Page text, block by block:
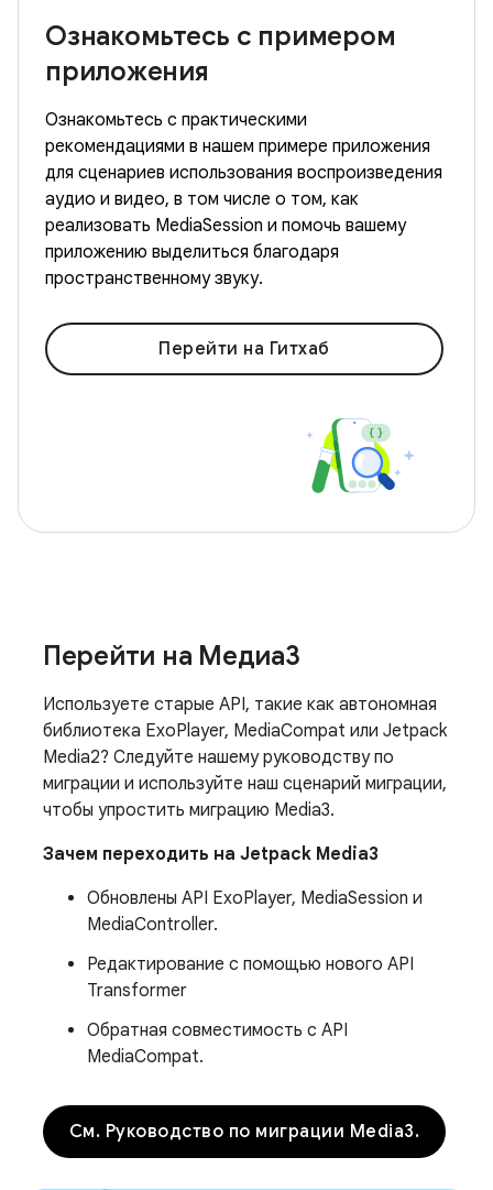
Ознакомьтесь с примером
приложения
Ознакомьтесь с практическими
рекомендациями в нашем примере приложения
для сценариев использования воспроизведения
аудио и видео, в том числе о том, как
реализовать MediaSession и помочь вашему
приложению выделиться благодаря
пространственному звуку.
Перейти на Гитхаб
Перейти на Медиа3
Используете старые API, такие как автономная
библиотека ExoPlayer, MediaCompat или Jetpack
Media2? Следуйте нашему руководству по
миграции и используйте наш сценарий миграции,
чтобы упростить миграцию Media3.
Зачем переходить на Jetpack Media3
Обновлены API ExoPlayer, MediaSession и
MediaController.
Редактирование с помощью нового API
Transformer
Обратная совместимость с API
MediaCompat.
См. Руководство по миграции Media3.